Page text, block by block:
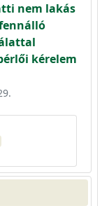
nem lakás
kérelem